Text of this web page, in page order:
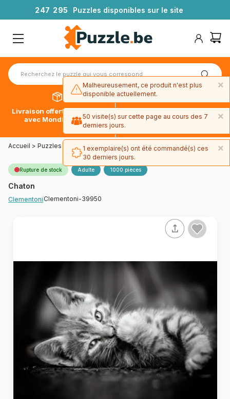
247 295 Puzzles disponibles sur le site
Livraison offerte dès 39€*
avec Mondial Relay
avec Paypal
Accueil > Puzzles - Chats >Chaton
Rupture de stock Adulte 1000 pièces
Chaton
Clementoni Clementoni-39950
×
Malheureusement, ce produit n'est plus
disponible actuellement.
×
50 visite(s) sur cette page au cours des 7
derniers jours.
×
1 exemplaire(s) ont été commandé(s) ces
30 derniers jours.